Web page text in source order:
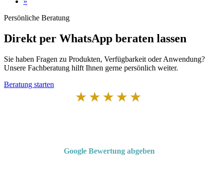
Persönliche Beratung
Direkt per WhatsApp beraten lassen
Sie haben Fragen zu Produkten, Verfügbarkeit oder Anwendung?
Unsere Fachberatung hilft Ihnen gerne persönlich weiter.
Beratung starten
★★★★★
Google Bewertung abgeben